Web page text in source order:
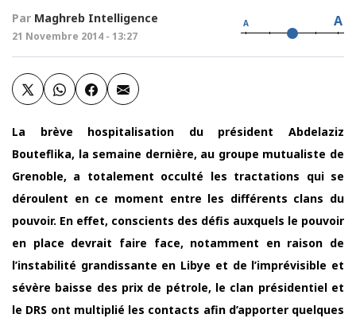
Par Maghreb Intelligence
21 Novembre 2014 - 13:27
A A
La brève hospitalisation du président Abdelaziz
Bouteflika, la semaine dernière, au groupe mutualiste de
Grenoble, a totalement occulté les tractations qui se
déroulent en ce moment entre les différents clans du
pouvoir. En effet, conscients des défis auxquels le pouvoir
en place devrait faire face, notamment en raison de
l’instabilité grandissante en Libye et de l’imprévisible et
sévère baisse des prix de pétrole, le clan présidentiel et
le DRS ont multiplié les contacts afin d’apporter quelques